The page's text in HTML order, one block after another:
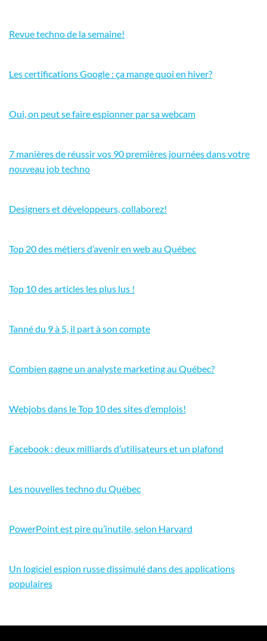
Revue techno de la semaine!
Les certifications Google : ça mange quoi en hiver?
Oui, on peut se faire espionner par sa webcam
7 manières de réussir vos 90 premières journées dans votre
nouveau job techno
Designers et développeurs, collaborez!
Top 20 des métiers d’avenir en web au Québec
Top 10 des articles les plus lus !
Tanné du 9 à 5, il part à son compte
Combien gagne un analyste marketing au Québec?
Webjobs dans le Top 10 des sites d’emplois!
Facebook : deux milliards d’utilisateurs et un plafond
Les nouvelles techno du Québec
PowerPoint est pire qu’inutile, selon Harvard
Un logiciel espion russe dissimulé dans des applications
populaires